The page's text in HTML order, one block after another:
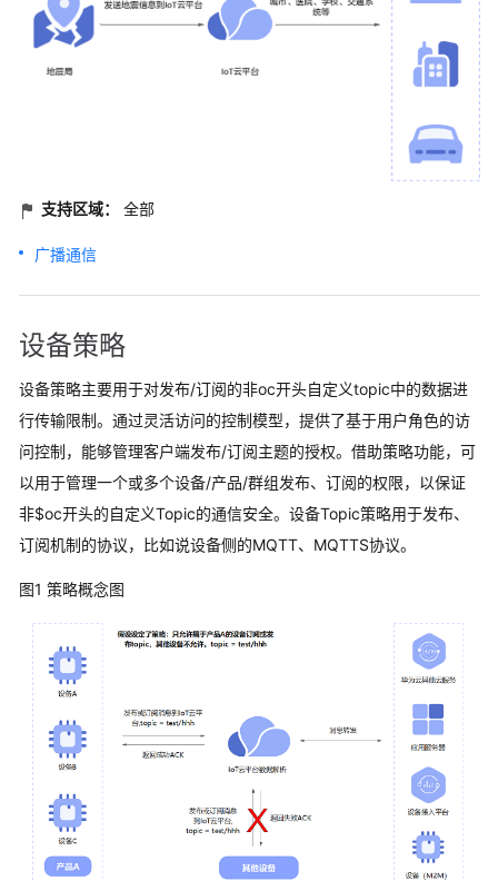
支持区域： 全部
广播通信
设备策略
设备策略主要用于对发布/订阅的非oc开头自定义topic中的数据进
行传输限制。通过灵活访问的控制模型，提供了基于用户角色的访
问控制，能够管理客户端发布/订阅主题的授权。借助策略功能，可
以用于管理一个或多个设备/产品/群组发布、订阅的权限，以保证
非$oc开头的自定义Topic的通信安全。设备Topic策略用于发布、
订阅机制的协议，比如说设备侧的MQTT、MQTTS协议。
图1 策略概念图